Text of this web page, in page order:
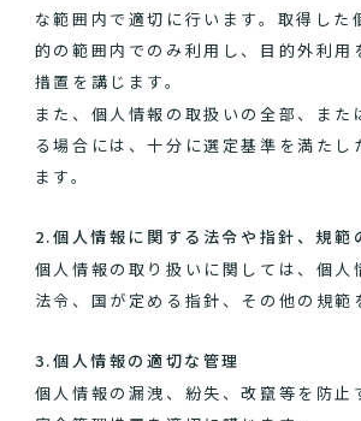
な範囲内で適切に行います。取得した
的の範囲内でのみ利用し、目的外利用
措置を講じます。
また、個人情報の取扱いの全部、また
る場合には、十分に選定基準を満たし
ます。
2.個人情報に関する法令や指針、規範
個人情報の取り扱いに関しては、個人
法令、国が定める指針、その他の規範
3.個人情報の適切な管理
個人情報の漏洩、紛失、改竄等を防止